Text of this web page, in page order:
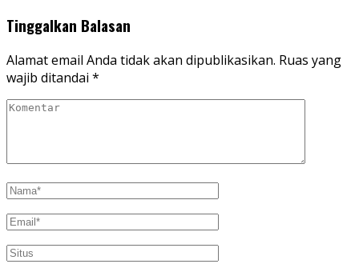
Tinggalkan Balasan
Alamat email Anda tidak akan dipublikasikan. Ruas yang
wajib ditandai *